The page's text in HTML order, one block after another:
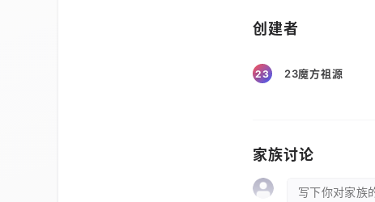
创建者
23 23魔方祖源
家族讨论
写下你对家族